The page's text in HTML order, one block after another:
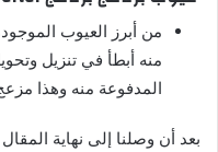
من أبرز العيوب
منه أبطأ في تنزيل
المدفوعة منه وهذا
بعد أن وصلنا إلى نهاية